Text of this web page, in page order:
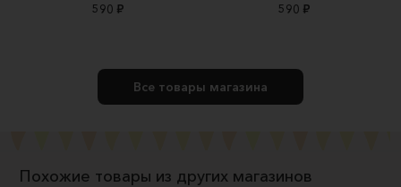
590 ₽ 590 ₽
Все товары магазина
Похожие товары из других магазинов